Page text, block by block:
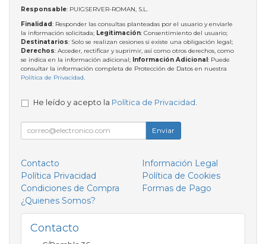
Responsable: PUIGSERVER-ROMAN, S.L.
Finalidad: Responder las consultas planteadas por el usuario y enviarle
la información solicitada; Legitimación: Consentimiento del usuario;
Destinatarios: Solo se realizan cesiones si existe una obligación legal;
Derechos: Acceder, rectificar y suprimir, así como otros derechos, como
se indica en la información adicional; Información Adicional: Puede
consultar la información completa de Protección de Datos en nuestra
Política de Privacidad.
He leído y acepto la Política de Privacidad
Enviar
Contacto
Información Legal
Política Privacidad
Política de Cookies
Condiciones de Compra
Formas de Pago
¿Quienes Somos?
Contacto